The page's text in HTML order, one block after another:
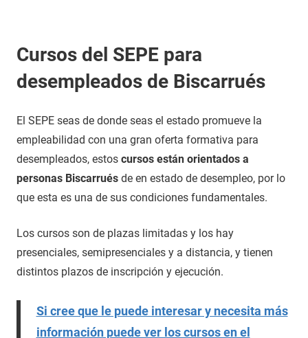
Cursos del SEPE para
desempleados de Biscarrués
El SEPE seas de donde seas el estado promueve la
empleabilidad con una gran oferta formativa para
desempleados, estos cursos están orientados a
personas Biscarrués de en estado de desempleo, por lo
que esta es una de sus condiciones fundamentales.
Los cursos son de plazas limitadas y los hay
presenciales, semipresenciales y a distancia, y tienen
distintos plazos de inscripción y ejecución.
Si cree que le puede interesar y necesita más
información puede ver los cursos en el